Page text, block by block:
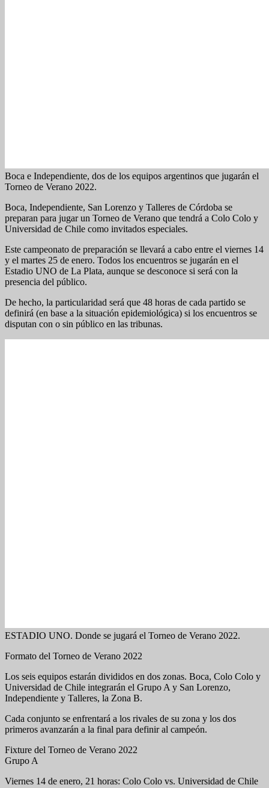
Boca e Independiente, dos de los equipos argentinos que jugarán el
Torneo de Verano 2022.
Boca, Independiente, San Lorenzo y Talleres de Córdoba se
preparan para jugar un Torneo de Verano que tendrá a Colo Colo y
Universidad de Chile como invitados especiales.
Este campeonato de preparación se llevará a cabo entre el viernes 14
y el martes 25 de enero. Todos los encuentros se jugarán en el
Estadio UNO de La Plata, aunque se desconoce si será con la
presencia del público.
De hecho, la particularidad será que 48 horas de cada partido se
definirá (en base a la situación epidemiológica) si los encuentros se
disputan con o sin público en las tribunas.
ESTADIO UNO. Donde se jugará el Torneo de Verano 2022.
Formato del Torneo de Verano 2022
Los seis equipos estarán divididos en dos zonas. Boca, Colo Colo y
Universidad de Chile integrarán el Grupo A y San Lorenzo,
Independiente y Talleres, la Zona B.
Cada conjunto se enfrentará a los rivales de su zona y los dos
primeros avanzarán a la final para definir al campeón.
Fixture del Torneo de Verano 2022
Grupo A
Viernes 14 de enero, 21 horas: Colo Colo vs. Universidad de Chile